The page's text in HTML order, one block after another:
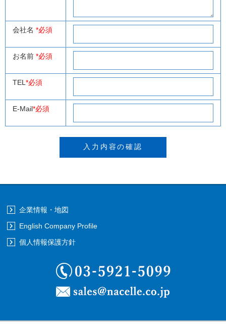
会社名 *必須
お名前 *必須
TEL *必須
E-Mail*必須
企業情報・地図
English Company Profile
個人情報保護方針